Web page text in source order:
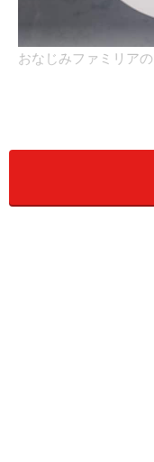
おなじみファミリア
大人も子ども
できる、ファ
こちらは昨年10月